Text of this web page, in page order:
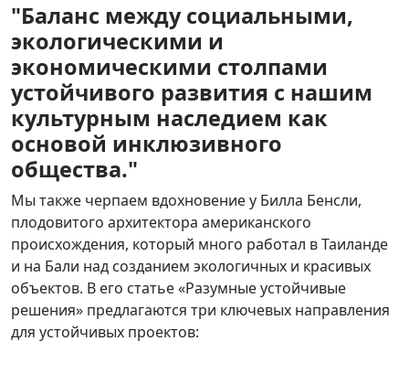
"Баланс между социальными,
экологическими и
экономическими столпами
устойчивого развития с нашим
культурным наследием как
основой инклюзивного
общества."
Мы также черпаем вдохновение у Билла Бенсли,
плодовитого архитектора американского
происхождения, который много работал в Таиланде
и на Бали над созданием экологичных и красивых
объектов. В его статье «Разумные устойчивые
решения» предлагаются три ключевых направления
для устойчивых проектов: